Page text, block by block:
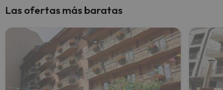
Las ofertas más baratas